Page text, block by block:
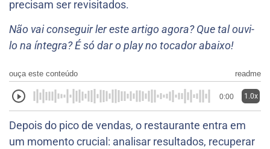
precisam ser revisitados.
Não vai conseguir ler este artigo agora? Que tal ouvi-
lo na íntegra? É só dar o play no tocador abaixo!
ouça este conteúdo readme
0:00 1.0x
Depois do pico de vendas, o restaurante entra em
um momento crucial: analisar resultados, recuperar